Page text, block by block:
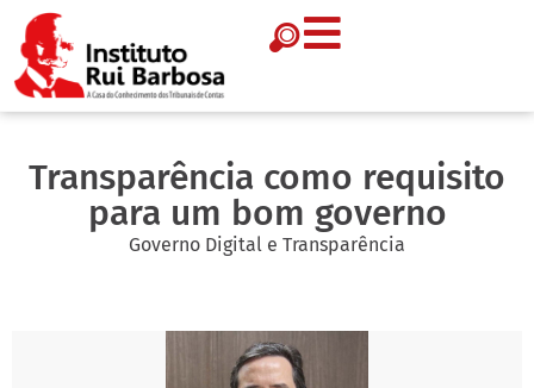
Transparência como requisito
para um bom governo
Governo Digital e Transparência